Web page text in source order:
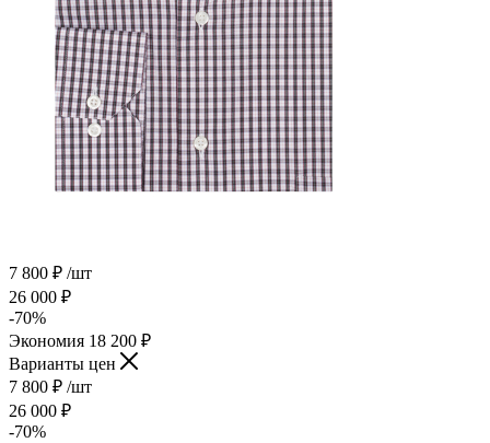
7 800 ₽ /шт
26 000 ₽
-70%
Экономия 18 200 ₽
Варианты цен
7 800 ₽ /шт
26 000 ₽
-70%